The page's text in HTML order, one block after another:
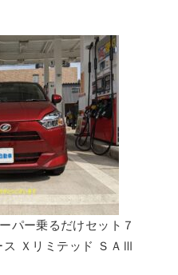
パー乗るだけセット７
ス Ｘリミテッド ＳＡⅢ